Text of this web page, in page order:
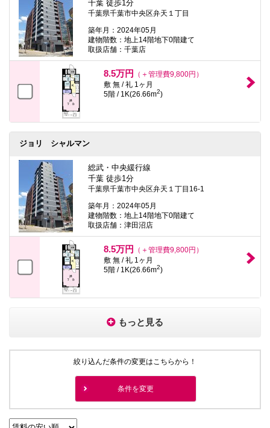
千葉 徒歩1分
千葉県千葉市中央区弁天１丁目
築年月：2024年05月
建物階数：地上14階地下0階建て
取扱店舗：千葉店
8.5万円
（＋管理費9,800円）
敷 無 / 礼 1ヶ月
5階 / 1K(26.66m2)
ジョリ シャルマン
総武・中央緩行線
千葉 徒歩1分
千葉県千葉市中央区弁天１丁目16-1
築年月：2024年05月
建物階数：地上14階地下0階建て
取扱店舗：津田沼店
8.5万円
（＋管理費9,800円）
敷 無 / 礼 1ヶ月
5階 / 1K(26.66m2)
もっと見る
絞り込んだ条件の変更はこちらから！
条件を変更